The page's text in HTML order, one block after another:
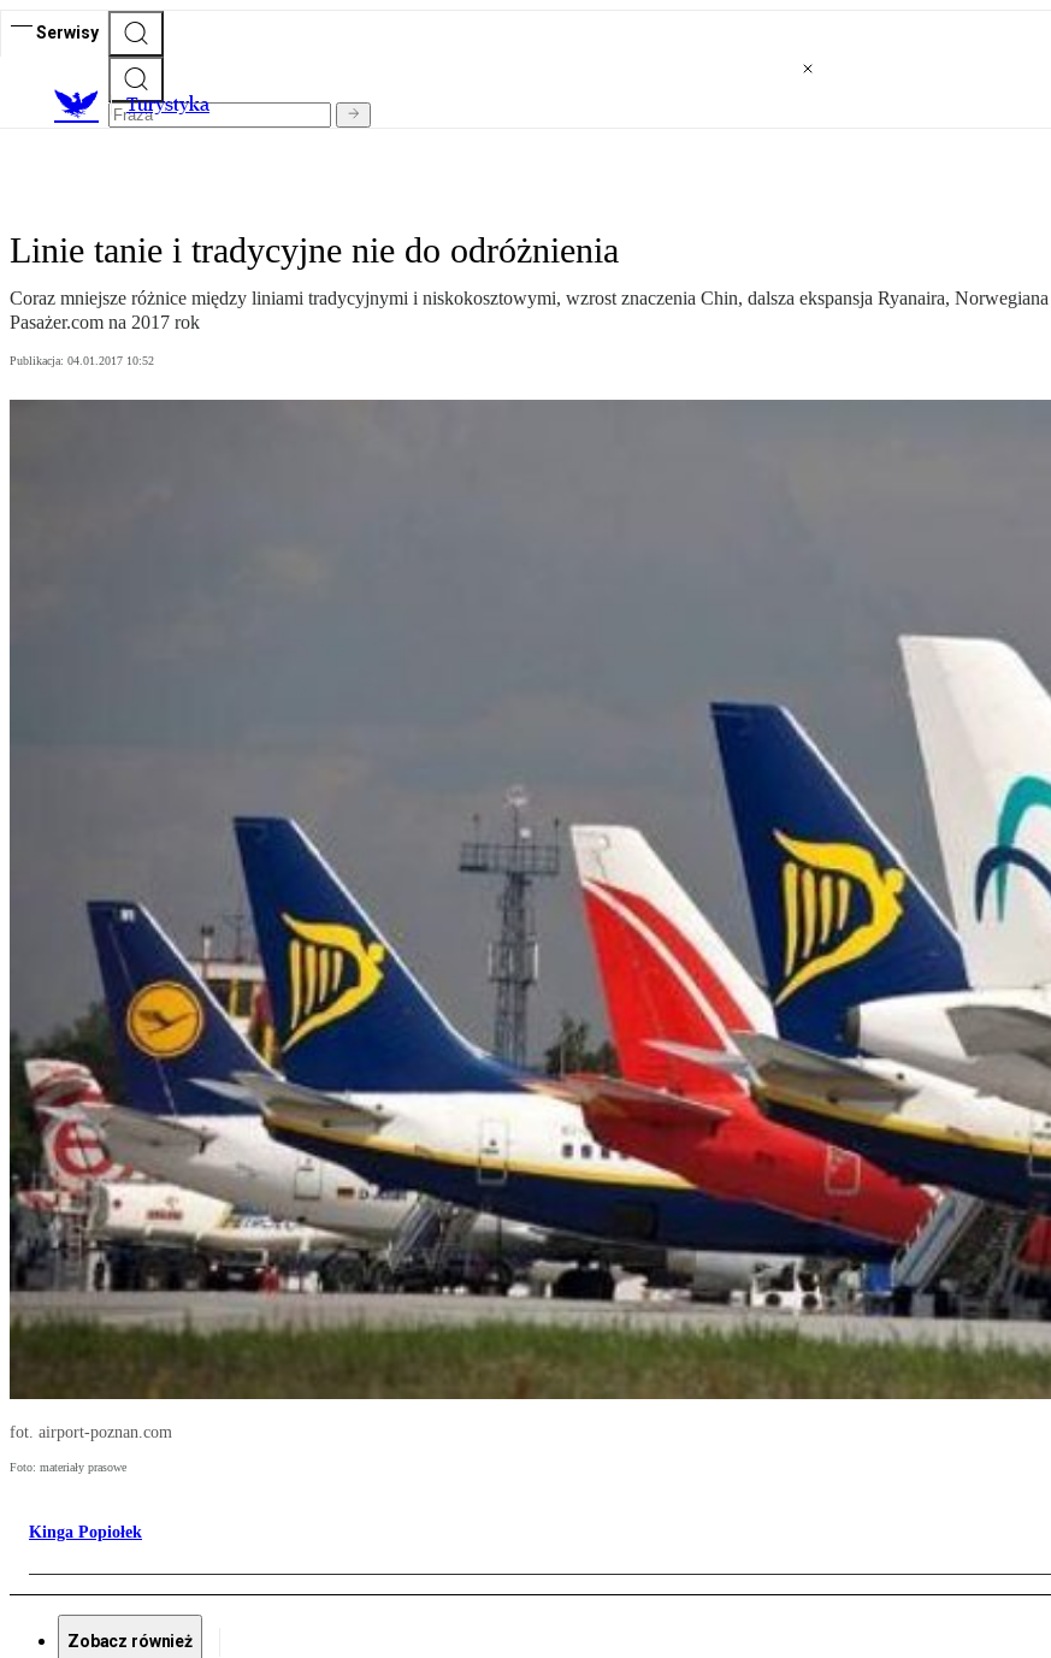
Serwisy
Turystyka
Linie tanie i tradycyjne nie do odróżnienia
Coraz mniejsze różnice między liniami tradycyjnymi i niskokosztowymi, wzrost znaczenia Chin, dalsza ekspansja Ryanaira,
Pasażer.com na 2017 rok
Publikacja: 04.01.2017 10:52
fot. airport-poznan.com
Foto: materiały prasowe
Kinga Popiołek
Zobacz również